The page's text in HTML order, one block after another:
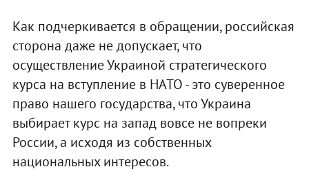
Как подчеркивается в обращении, российская
сторона даже не допускает, что
осуществление Украиной стратегического
курса на вступление в НАТО - это суверенное
право нашего государства, что Украина
выбирает курс на запад вовсе не вопреки
России, а исходя из собственных
национальных интересов.